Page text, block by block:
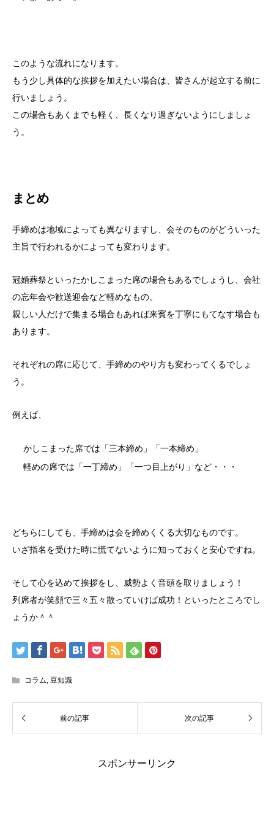
このような流れになります。
もう少し具体的な挨拶を加えたい場合は、皆さんが起立する前に
行いましょう。
この場合もあくまでも軽く、長くなり過ぎないようにしましょ
う。
まとめ
手締めは地域によっても異なりますし、会そのものがどういった
主旨で行われるかによっても変わります。
冠婚葬祭といったかしこまった席の場合もあるでしょうし、会社
の忘年会や歓送迎会など軽めなもの。
親しい人だけで集まる場合もあれば来賓を丁寧にもてなす場合も
あります。
それぞれの席に応じて、手締めのやり方も変わってくるでしょ
う。
例えば、
かしこまった席では「三本締め」「一本締め」
軽めの席では「一丁締め」「一つ目上がり」など・・・
どちらにしても、手締めは会を締めくくる大切なものです。
いざ指名を受けた時に慌てないように知っておくと安心ですね。
そして心を込めて挨拶をし、威勢よく音頭を取りましょう！
列席者が笑顔で三々五々散っていけば成功！といったところでし
ょうか＾＾
コラム, 豆知識
スポンサーリンク